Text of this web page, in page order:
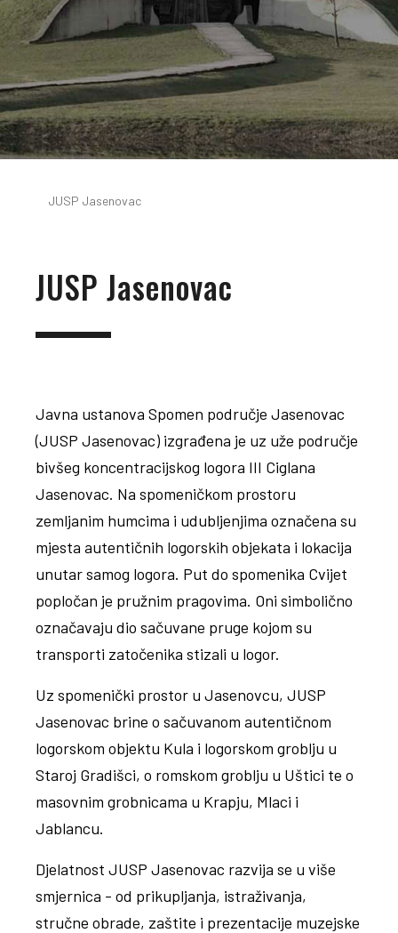
JUSP Jasenovac
JUSP Jasenovac
Javna ustanova Spomen područje Jasenovac
(JUSP Jasenovac) izgrađena je uz uže područje
bivšeg koncentracijskog logora III Ciglana
Jasenovac. Na spomeničkom prostoru
zemljanim humcima i udubljenjima označena su
mjesta autentičnih logorskih objekata i lokacija
unutar samog logora. Put do spomenika Cvijet
popločan je pružnim pragovima. Oni simbolično
označavaju dio sačuvane pruge kojom su
transporti zatočenika stizali u logor.
Uz spomenički prostor u Jasenovcu, JUSP
Jasenovac brine o sačuvanom autentičnom
logorskom objektu Kula i logorskom groblju u
Staroj Gradišci, o romskom groblju u Uštici te o
masovnim grobnicama u Krapju, Mlaci i
Jablancu.
Djelatnost JUSP Jasenovac razvija se u više
smjernica - od prikupljanja, istraživanja,
stručne obrade, zaštite i prezentacije muzejske